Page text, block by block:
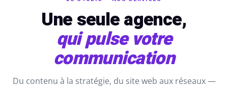
Une seule agence,
qui pulse votre
communication
Du contenu à la stratégie, du site web aux réseaux —